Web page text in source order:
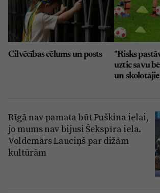
Cilvēcības cēlums un posts
"Risks
uztic savu
un
Rīgā nav pamata būt Puškina ielai,
jo mums nav bijusi Šekspīra iela.
Voldemārs Lauciņš par dižām
kultūrām